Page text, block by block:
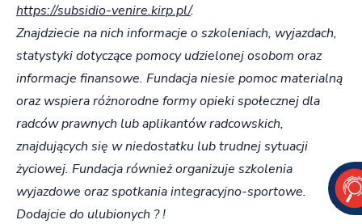
https://subsidio-venire.kirp.pl/.
Znajdziecie na nich informacje o szkoleniach, wyjazdach,
statystyki dotyczące pomocy udzielonej osobom oraz
informacje finansowe. Fundacja niesie pomoc materialną
oraz wspiera różnorodne formy opieki społecznej dla
radców prawnych lub aplikantów radcowskich,
znajdujących się w niedostatku lub trudnej sytuacji
życiowej. Fundacja również organizuje szkolenia
wyjazdowe oraz spotkania integracyjno-sportowe.
Dodajcie do ulubionych ? !